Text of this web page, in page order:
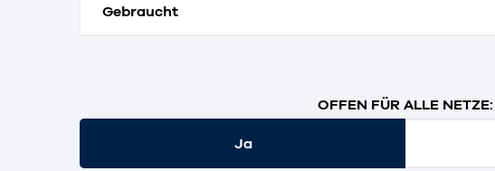
Gebraucht
OFFEN FÜR ALLE NETZE:
Ja